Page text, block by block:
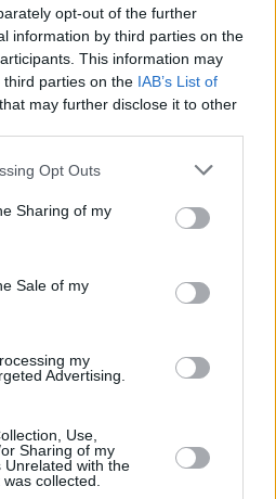
opt-out of the further
information by third parties on the
This information may
parties on the IAB’s List of
that may further disclose it to other
Opt Outs
Sharing of my
Sale of my
my
Advertising.
Use,
Sharing of my
Unrelated with the
collected.